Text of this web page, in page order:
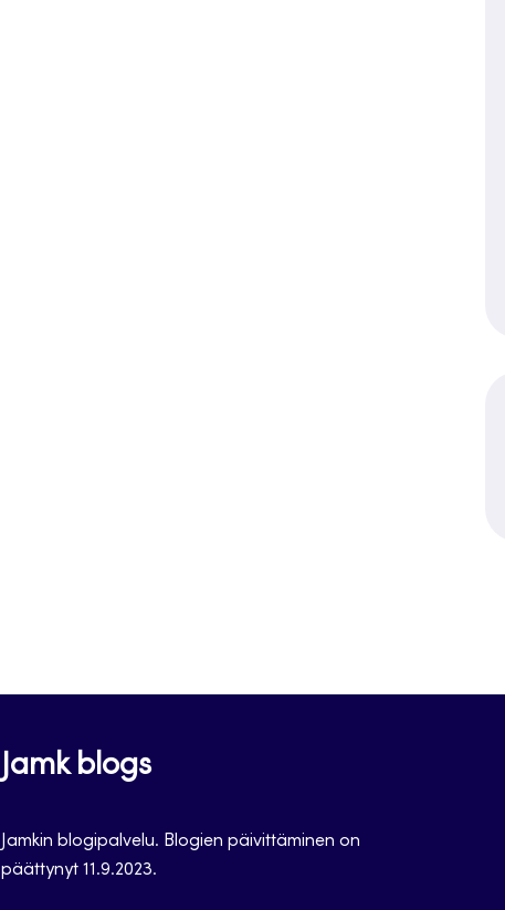
Jamk blogs
Jamkin blogipalvelu. Blogien päivittäminen on
päättynyt 11.9.2023.